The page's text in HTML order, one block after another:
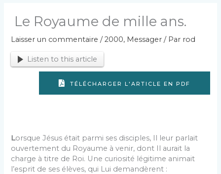
Le Royaume de mille ans.
Laisser un commentaire /2000, Messager / Par rod
Listen to this article
TÉLÉCHARGER L'ARTICLE EN PDF
Lorsque Jésus était parmi ses disciples, Il leur parlait
ouvertement du Royaume à venir, dont Il aurait la
charge à titre de Roi. Une curiosité légitime animait
l’esprit de ses élèves, qui Lui demandèrent :